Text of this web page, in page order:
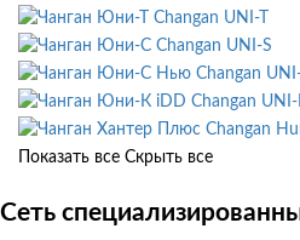
Changan UNI-T
Changan UNI-S
Changan
Changan
Changan
Показать все Скрыть все
Сеть